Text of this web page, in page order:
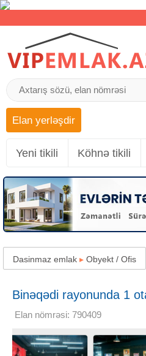
Elan yerləşdir
Yeni tikili Köhnə tikili
Dasinmaz emlak ▸ Obyekt / Ofis
Binəqədi rayonunda 1
298 m²
Elan nömrəsi: 790409